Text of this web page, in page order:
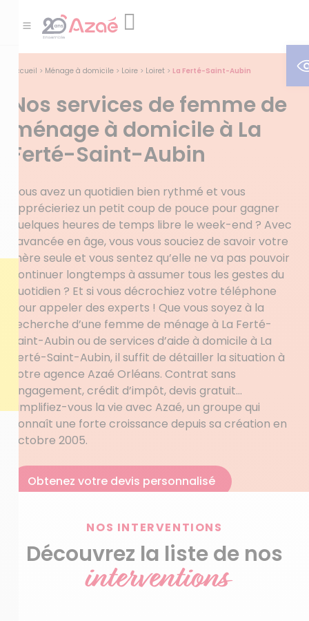
Accueil > Ménage à domicile > Loire > Loiret > La Ferté-Saint-Aubin
Nos services de femme de
ménage à domicile à La
Ferté-Saint-Aubin
Vous avez un quotidien bien rythmé et vous
apprécieriez un petit coup de pouce pour gagner
quelques heures de temps libre le week-end ? Avec
l’avancée en âge, vous vous souciez de savoir votre
mère seule et vous sentez qu’elle ne va pas pouvoir
continuer longtemps à assumer tous les gestes du
quotidien ? Et si vous décrochiez votre téléphone
pour appeler des experts ! Que vous soyez à la
recherche d’une femme de ménage à La Ferté-
Saint-Aubin ou de services d’aide à domicile à La
Ferté-Saint-Aubin, il suffit de détailler la situation à
votre agence Azaé Orléans. Contrat sans
engagement, crédit d’impôt, devis gratuit…
Simplifiez-vous la vie avec Azaé, un groupe qui
connaît une forte croissance depuis sa création en
octobre 2005.
Obtenez votre devis personnalisé
NOS INTERVENTIONS
Découvrez la liste de nos
interventions